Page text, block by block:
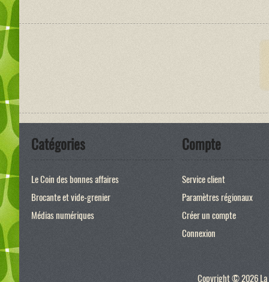
Catégories
Le Coin des bonnes affaires
Brocante et vide-grenier
Médias numériques
Compte
Service client
Paramètres régionaux
Créer un compte
Connexion
Copyright © 2026 La